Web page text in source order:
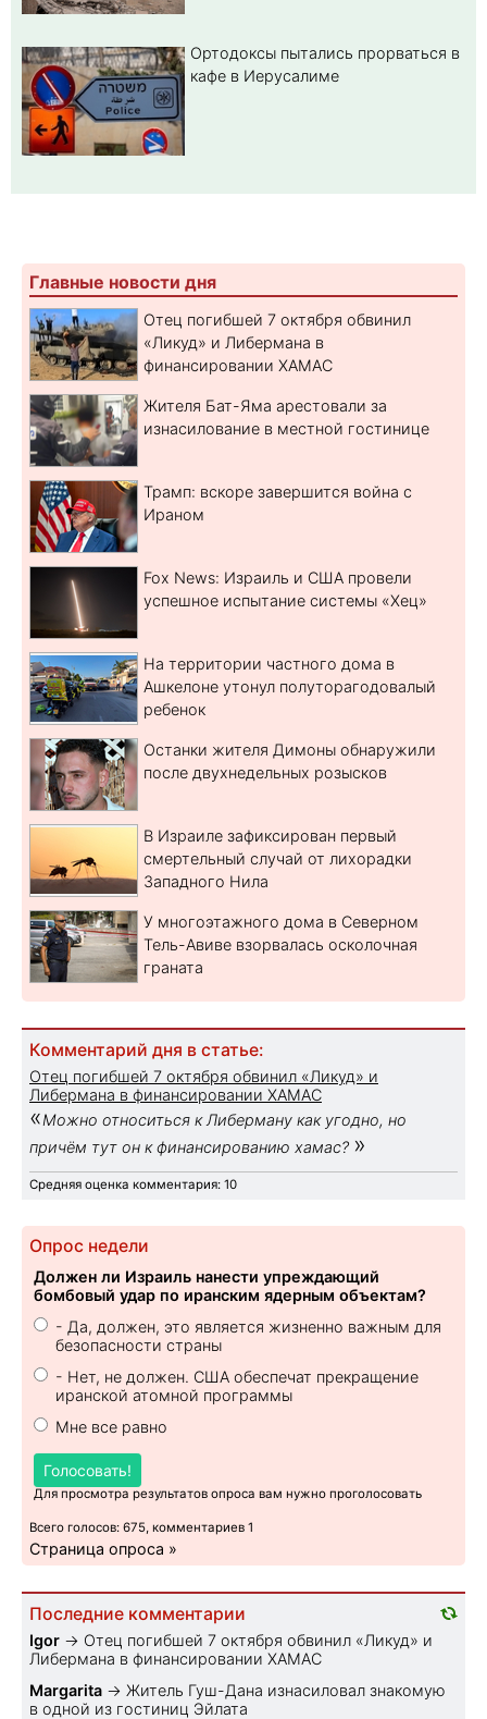
Ортодоксы пытались прорваться в
кафе в Иерусалиме
Главные новости дня
Отец погибшей 7 октября обвинил
«Ликуд» и Либермана в
финансировании ХАМАС
Жителя Бат-Яма арестовали за
изнасилование в местной гостинице
Трамп: вскоре завершится война с
Ираном
Fox News: Израиль и США провели
успешное испытание системы «Хец»
На территории частного дома в
Ашкелоне утонул полуторагодовалый
ребенок
Останки жителя Димоны обнаружили
после двухнедельных розысков
В Израиле зафиксирован первый
смертельный случай от лихорадки
Западного Нила
У многоэтажного дома в Северном
Тель-Авиве взорвалась осколочная
граната
Комментарий дня в статье:
Отец погибшей 7 октября обвинил «Ликуд» и
Либермана в финансировании ХАМАС
«Можно относиться к Либерману как угодно, но
причём тут он к финансированию хамас? »
Средняя оценка комментария: 10
Опрос недели
Должен ли Израиль нанести упреждающий
бомбовый удар по иранским ядерным объектам?
- Да, должен, это является жизненно важным для
безопасности страны
- Нет, не должен. США обеспечат прекращение
иранской атомной программы
Мне все равно
Голосовать!
Для просмотра результатов опроса вам нужно проголосовать
Всего голосов: 675, комментариев 1
Страница опроса »
Последние комментарии
Igor → Отец погибшей 7 октября обвинил «Ликуд» и
Либермана в финансировании ХАМАС
Margarita → Житель Гуш-Дана изнасиловал знакомую
в одной из гостиниц Эйлата